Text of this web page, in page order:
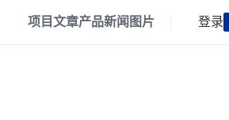
项目文章产品新闻 图片 登录